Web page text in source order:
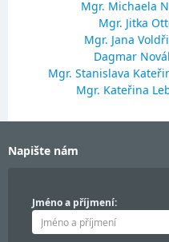
Mgr. Michaela
Mgr. Jitka
Mgr. Jana
Dagmar
Mgr. Stanislava
Mgr. Kateřina
Napište nám
Jméno a příjmení: